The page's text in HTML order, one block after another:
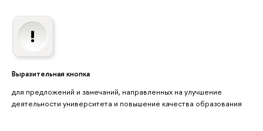
Выразительная кнопка
для предложений и замечаний, направленных на улучшение
деятельности университета и повышение качества образования